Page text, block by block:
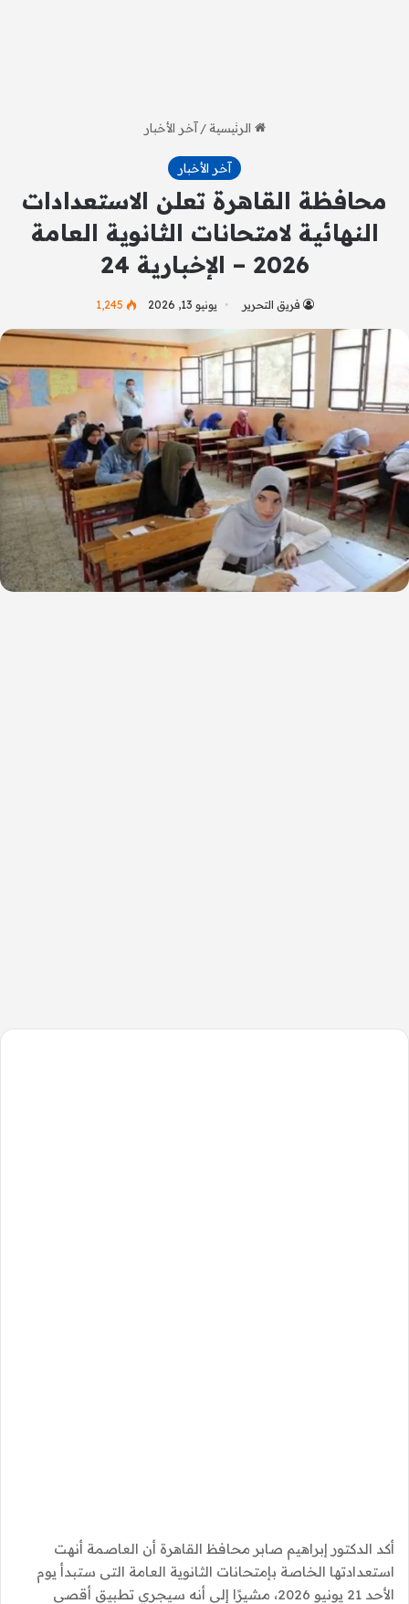
الرئيسية / آخر الأخبار
آخر الأخبار
محافظة القاهرة تعلن الاستعدادات
النهائية لامتحانات الثانوية العامة
2026 – الإخبارية 24
فريق التحرير يونيو 13, 2026 1٬245
أكد الدكتور إبراهيم صابر محافظ القاهرة أن العاصمة أنهت
استعدادتها الخاصة بإمتحانات الثانوية العامة التى ستبدأ يوم
الأحد 21 يونيو 2026، مشيرًا إلى أنه سيجري تطبيق أقصى